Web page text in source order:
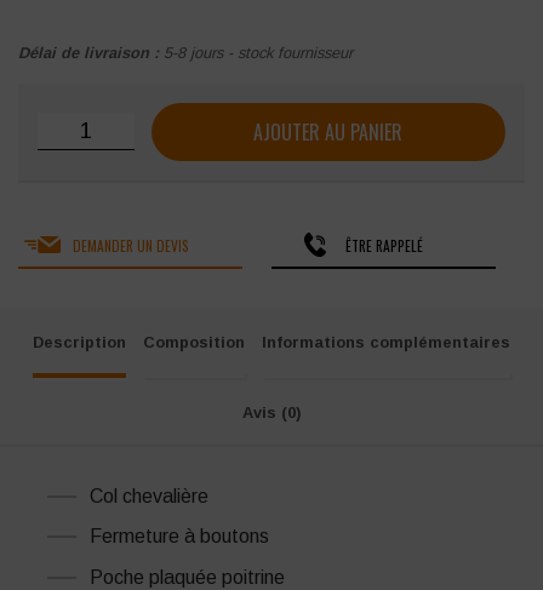
Délai de livraison : 5-8 jours - stock fournisseur
quantité de Veste de travail LMA PLANTOIR
AJOUTER AU PANIER
DEMANDER UN DEVIS ÊTRE RAPPELÉ
Description Composition Informations complémentaires
Avis (0)
Col chevalière
Fermeture à boutons
Poche plaquée poitrine